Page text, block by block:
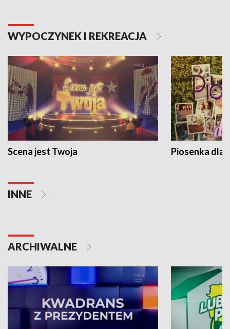
WYPOCZYNEK I REKREACJA
Scena jest Twoja Piosenka dla
INNE
ARCHIWALNE